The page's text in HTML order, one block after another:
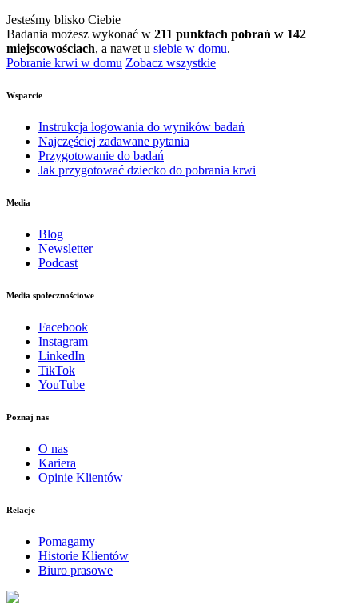
Jesteśmy blisko Ciebie
Badania możesz wykonać w 211 punktach pobrań w 142
miejscowościach, a nawet u siebie w domu.
Pobranie krwi w domu Zobacz wszystkie
Wsparcie
Instrukcja logowania do wyników badań
Najczęściej zadawane pytania
Przygotowanie do badań
Jak przygotować dziecko do pobrania krwi
Media
Blog
Newsletter
Podcast
Media społecznościowe
Facebook
Instagram
LinkedIn
TikTok
YouTube
Poznaj nas
O nas
Kariera
Opinie Klientów
Relacje
Pomagamy
Historie Klientów
Biuro prasowe